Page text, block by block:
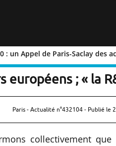
: un Appel de Paris-Saclay des
Appel de Paris-
européens ; « la
Paris - Actualité n°432104 - Publié le
collectivement